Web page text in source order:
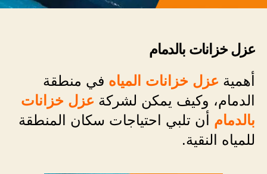
عزل خزانات بالدمام
أهمية عزل خزانات المياه في منطقة
الدمام، وكيف يمكن لشركة عزل خزانات
بالدمام أن تلبي احتياجات سكان المنطقة
للمياه النقية.